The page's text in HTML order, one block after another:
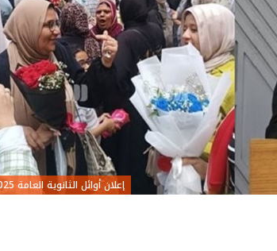
إعلان أوائل الثانوية العامة 2025